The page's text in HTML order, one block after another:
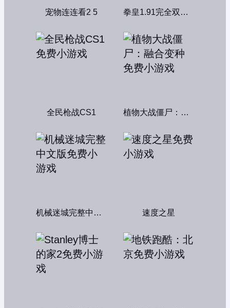
宠物连连看2 5 拳皇1.91完全双人版
全民枪战CS1 植物大战僵尸：融合变种
机械迷城完整中文版 速度之星